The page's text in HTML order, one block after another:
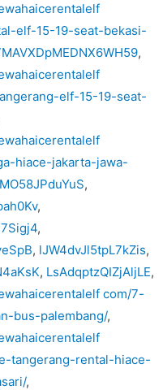
luxury 9 seat+sofa+toilet
elf-15-19-seat-bekasi-
,
elf-15-19-seat-
hiace-jakarta-jawa-
,
,
,
, lJW4dvJl5tpL7kZis,
, LsAdqptzQIZjAljLE,
com/7-
bus-palembang/,
tangerang-rental-hiace-
,